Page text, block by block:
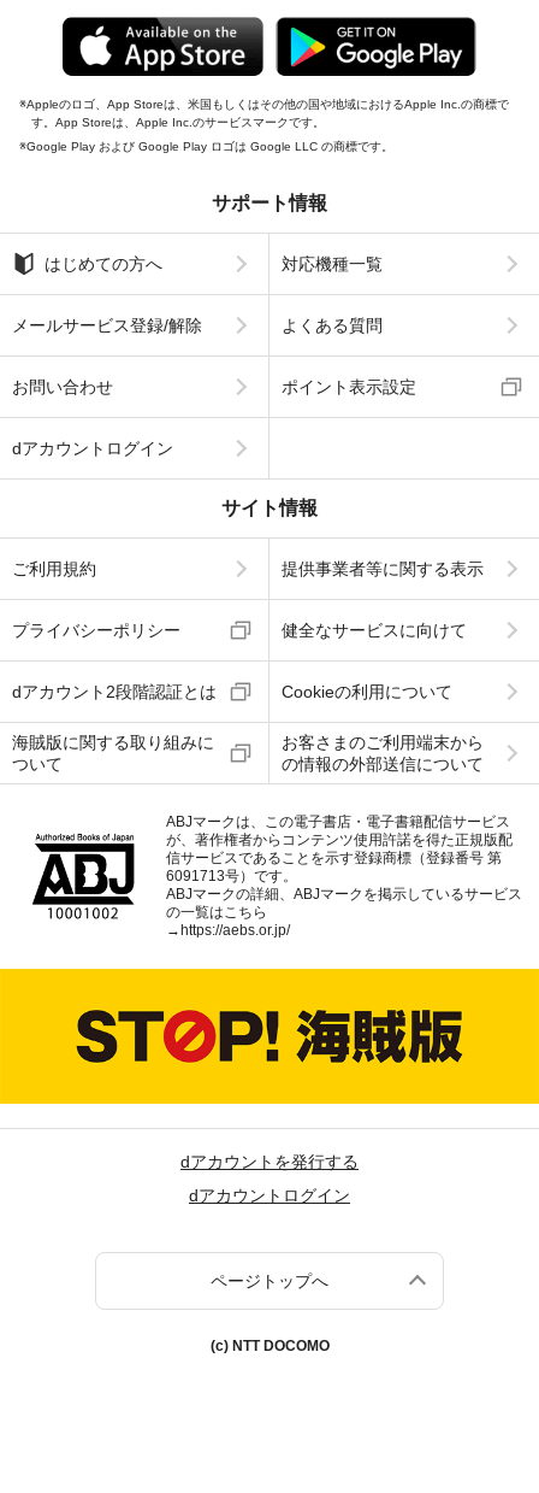
Appleのロゴ、App Storeは、米国もしくはその他の国や地域におけるApple Inc.の商標で
す。App Storeは、Apple Inc.のサービスマークです。
Google Play および Google Play ロゴは Google LLC の商標です。
サポート情報
はじめての方へ 対応機種一覧
メールサービス登録/解除 よくある質問
お問い合わせ ポイント表示設定
dアカウントログイン
サイト情報
ご利用規約 提供事業者等に関する表示
プライバシーポリシー 健全なサービスに向けて
dアカウント2段階認証とは Cookieの利用について
海賊版に関する取り組みに
ついて
お客さまのご利用端末から
の情報の外部送信について
ABJマークは、この電子書店・電子書籍配信サービス
が、著作権者からコンテンツ使用許諾を得た正規版配
信サービスであることを示す登録商標（登録番号 第
6091713号）です。
ABJマークの詳細、ABJマークを掲示しているサービス
の一覧はこちら
→ https://aebs.or.jp/
dアカウントを発行する
dアカウントログイン
ページトップへ
(c) NTT DOCOMO